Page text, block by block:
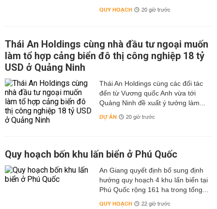
QUY HOẠCH 20 giờ trước
Thái An Holdings cùng nhà đầu tư ngoại muốn
làm tổ hợp cảng biển đô thị công nghiệp 18 tỷ
USD ở Quảng Ninh
Thái An Holdings cùng các đối tác
đến từ Vương quốc Anh vừa tới
Quảng Ninh đề xuất ý tưởng làm...
DỰ ÁN 20 giờ trước
Quy hoạch bốn khu lấn biển ở Phú Quốc
An Giang quyết định bổ sung định
hướng quy hoạch 4 khu lấn biển tại
Phú Quốc rộng 161 ha trong tổng...
QUY HOẠCH 22 giờ trước